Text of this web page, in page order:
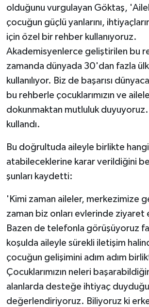
olduğunu vurgulayan Göktaş,
çocuğun güçlü yanlarını,
için özel bir rehber kullanıyoruz.
Akademisyenlerce geliştirilen bu
zamanda dünyada 30'dan fazla
kullanılıyor. Biz de başarısı
bu rehberle çocuklarımızın ve
dokunmaktan mutluluk
kullandı.
Bu doğrultuda aileyle birlikte hangi
atabileceklerine karar verildiğini
şunları kaydetti:
'Kimi zaman aileler, merkezimize
zaman biz onları evlerinde ziyaret
Bazen de telefonla görüşüyoruz
koşulda aileyle sürekli iletişim
çocuğun gelişimini adım adım
Çocuklarımızın neleri
alanlarda desteğe ihtiyaç
değerlendiriyoruz. Biliyoruz ki